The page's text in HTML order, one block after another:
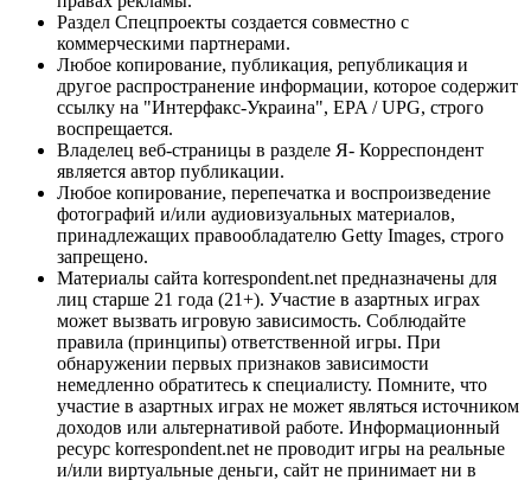
Раздел Спецпроекты создается совместно с
коммерческими партнерами.
Любое копирование, публикация, републикация и
другое распространение информации, которое содержит
ссылку на "Интерфакс-Украина", EPA / UPG, строго
воспрещается.
Владелец веб-страницы в разделе Я- Корреспондент
является автор публикации.
Любое копирование, перепечатка и воспроизведение
фотографий и/или аудиовизуальных материалов,
принадлежащих правообладателю Getty Images, строго
запрещено.
Материалы сайта korrespondent.net предназначены для
лиц старше 21 года (21+). Участие в азартных играх
может вызвать игровую зависимость. Соблюдайте
правила (принципы) ответственной игры. При
обнаружении первых признаков зависимости
немедленно обратитесь к специалисту. Помните, что
участие в азартных играх не может являться источником
доходов или альтернативой работе. Информационный
ресурс korrespondent.net не проводит игры на реальные
и/или виртуальные деньги, сайт не принимает ни в